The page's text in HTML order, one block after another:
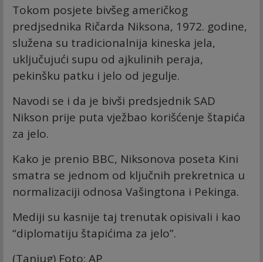
Tokom posjete bivšeg američkog
predjsednika Ričarda Niksona, 1972. godine,
služena su tradicionalnija kineska jela,
uključujući supu od ajkulinih peraja,
pekinšku patku i jelo od jegulje.
Navodi se i da je bivši predsjednik SAD
Nikson prije puta vježbao korišćenje štapića
za jelo.
Kako je prenio BBC, Niksonova poseta Kini
smatra se jednom od ključnih prekretnica u
normalizaciji odnosa Vašingtona i Pekinga.
Mediji su kasnije taj trenutak opisivali i kao
“diplomatiju štapićima za jelo”.
(Tanjug) Foto: AP